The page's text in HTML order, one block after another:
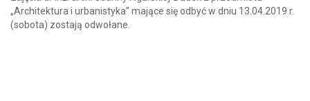
„Architektura i urbanistyka” mające się odbyć w dniu 13.04.2019 r.
(sobota) zostają odwołane.